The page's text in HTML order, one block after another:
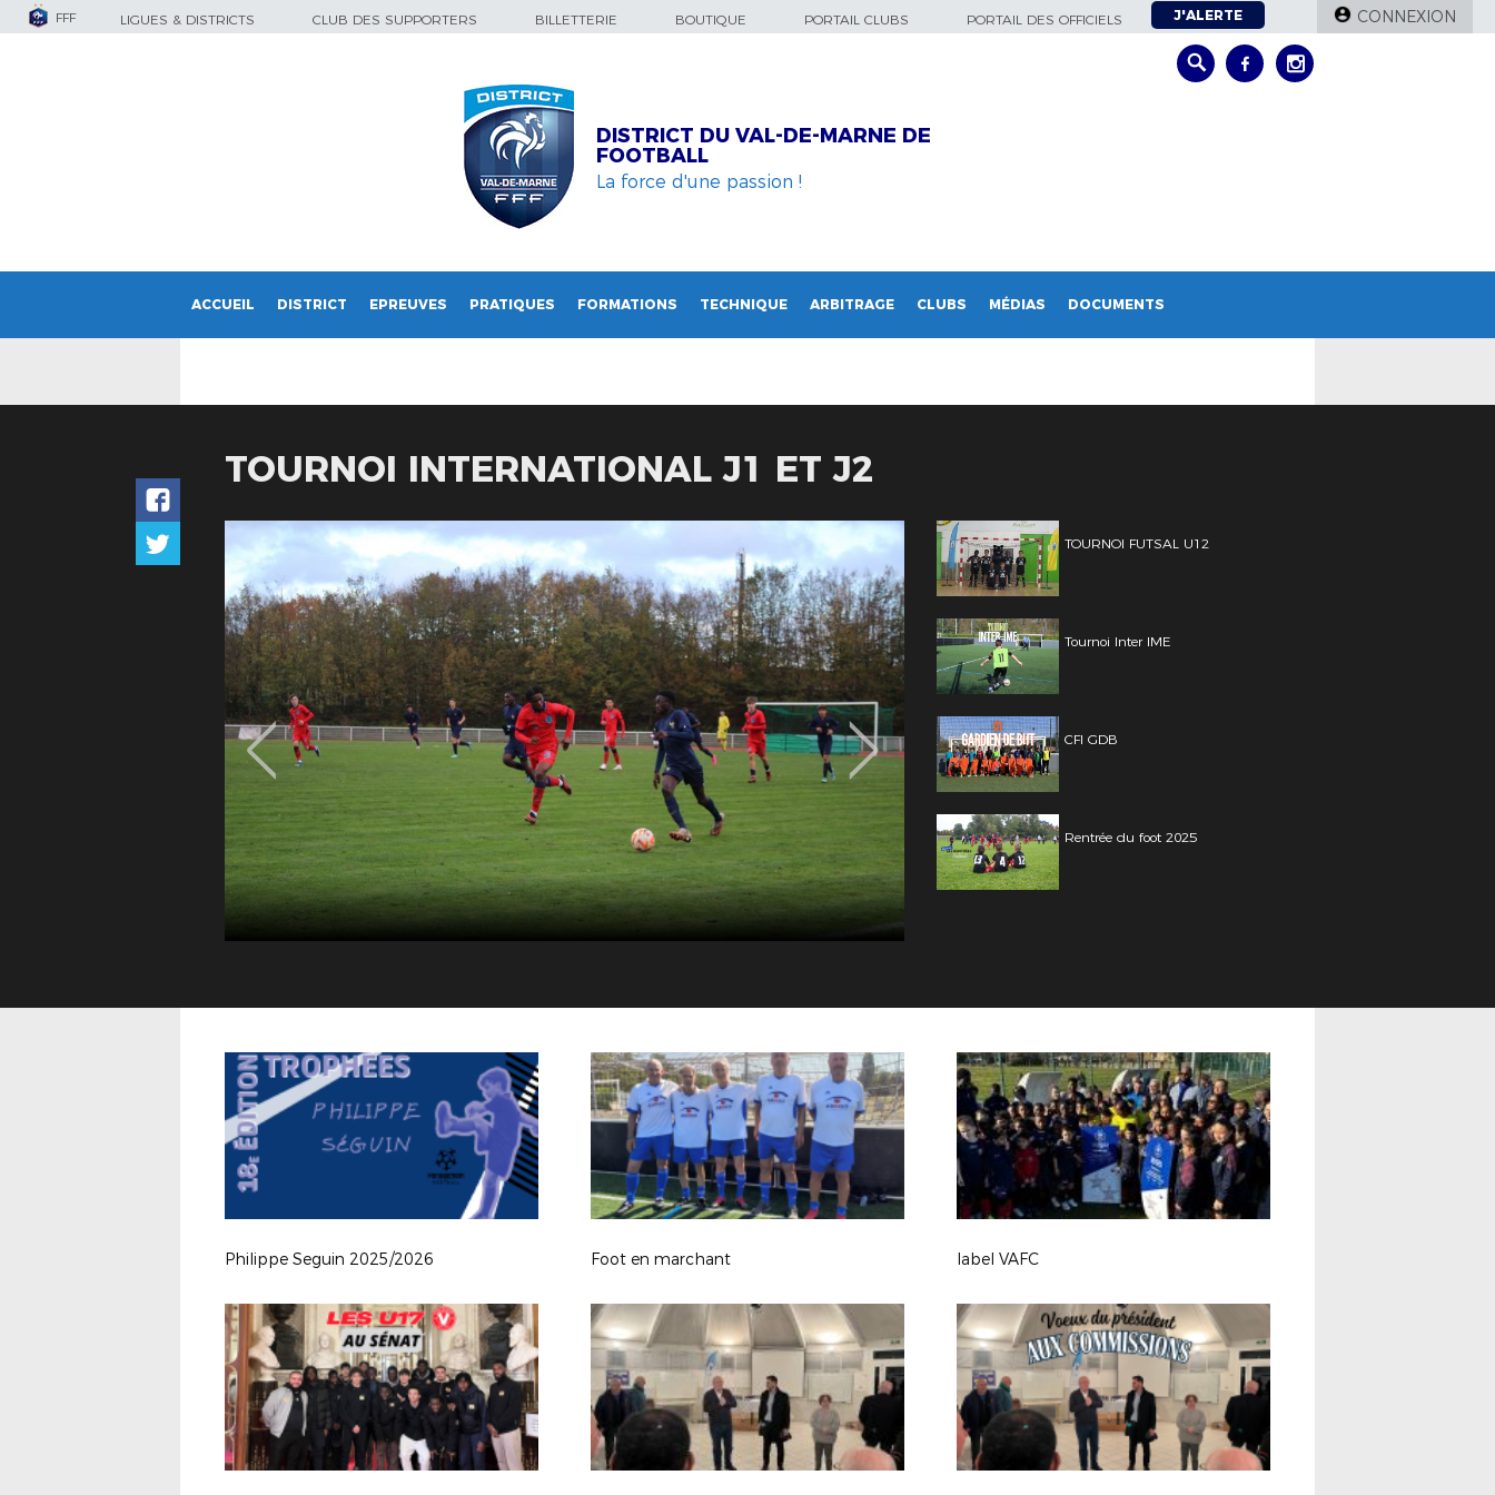
FFF LIGUES & DISTRICTS CLUB DES SUPPORTERS BILLETTERIE BOUTIQUE PORTAIL CLUBS PORTAIL DES OFFICIELS J'ALERTE CONNEXION
DISTRICT DU VAL-DE-MARNE DE
FOOTBALL
La force d'une passion !
ACCUEIL DISTRICT EPREUVES PRATIQUES FORMATIONS TECHNIQUE ARBITRAGE CLUBS MÉDIAS DOCUMENTS
TOURNOI INTERNATIONAL J1 ET J2
TOURNOI FUTSAL U12
Tournoi Inter IME
CFI GDB
Rentrée du foot 2025
Philippe Seguin 2025/2026 Foot en marchant label VAFC